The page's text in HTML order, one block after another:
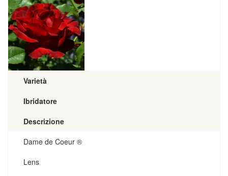
Varietà
Ibridatore
Descrizione
Dame de Coeur ®
Lens